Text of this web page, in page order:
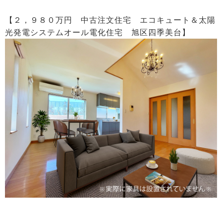
【２，９８０万円 中古注文住宅 エコキュート＆太陽
光発電システムオール電化住宅 旭区四季美台】